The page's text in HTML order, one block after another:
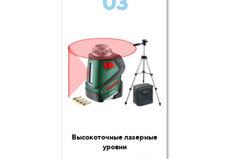
Высокоточные лазерные
уровни